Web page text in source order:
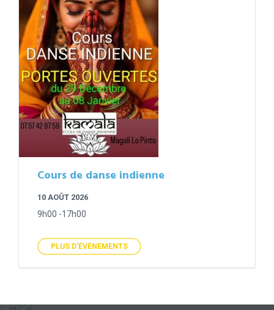
Cours de danse indienne
10 AOÛT 2026
9h00 -17h00
PLUS D'ÉVÉNEMENTS